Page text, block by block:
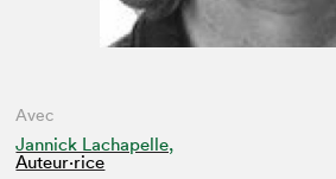
Avec
Jannick Lachapelle,
Auteur·rice